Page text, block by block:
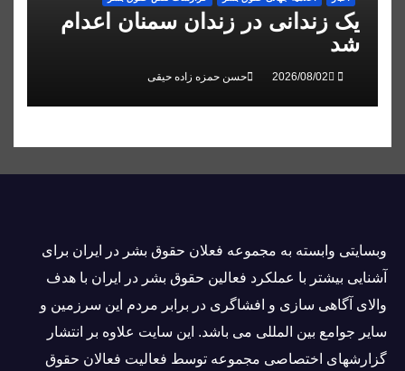
یک زندانی در زندان سمنان اعدام
شد
حسن حمزه زاده حیقی
وبسايتى وابسته به مجموعه فعلان حقوق بشر در ایران برای
آشنایی بيشتر با عملکرد فعالین حقوق بشر در ایران با هدف
والاى آگاهى سازی و افشاگرى در برابر مردم این سرزمین و
ساير جوامع بین المللى می باشد. این سایت علاوه بر انتشار
گزارشهای اختصاصی مجموعه توسط فعاليت فعالان حقوق